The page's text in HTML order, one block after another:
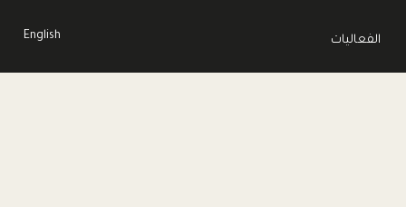
الفعاليات English